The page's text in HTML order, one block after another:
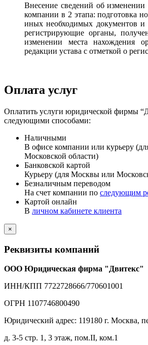
Внесение сведений об изменении
компании в 2 этапа: подготовка
иных необходимых документов и
регистрирующие органы,
изменении места нахождения
редакции устава с отметкой о
Оплата услуг
Оплатить услуги юридической фирмы
следующими способами:
Наличными
В офисе компании или курьеру
Московской области)
Банковской картой
Курьеру (для Москвы или
Безналичным переводом
На счет компании по следующим
Картой онлайн
В личном кабинете клиента
×
Реквизиты компаний
ООО Юридическая фирма "Двитекс"
ИНН/КПП 7722728666/770601001
ОГРН 1107746800490
Юридический адрес: 119180 г. Москва,
д. 3-5 стр. 1, 3 этаж, пом.II, ком.1